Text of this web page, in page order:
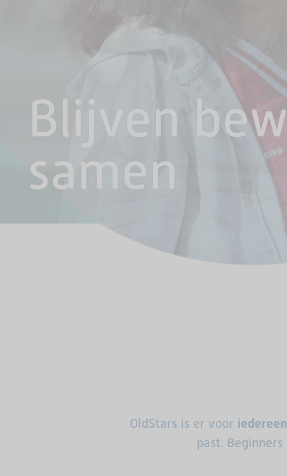
Blijven
samen
OldStars is er voor
past.